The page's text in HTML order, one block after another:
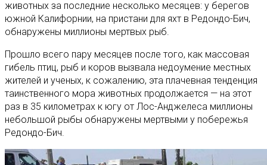
животных за последние несколько месяцев: у берегов
южной Калифорнии, на пристани для яхт в Редондо-Бич,
обнаружены миллионы мертвых рыб.
Прошло всего пару месяцев после того, как массовая
гибель птиц, рыб и коров вызвала недоумение местных
жителей и ученых, к сожалению, эта плачевная тенденция
таинственного мора животных продолжается — на этот
раз в 35 километрах к югу от Лос-Анджелеса миллионы
небольшой рыбы обнаружены мертвыми у побережья
Редондо-Бич.